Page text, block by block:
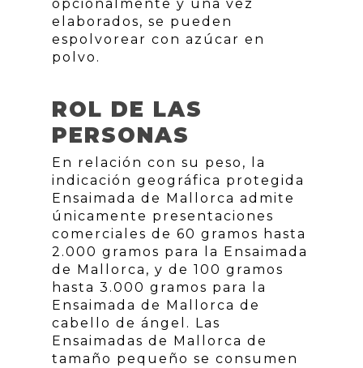
opcionalmente y una vez
elaborados, se pueden
espolvorear con azúcar en
polvo.
ROL DE LAS
PERSONAS
En relación con su peso, la
indicación geográfica protegida
Ensaimada de Mallorca admite
únicamente presentaciones
comerciales de 60 gramos hasta
2.000 gramos para la Ensaimada
de Mallorca, y de 100 gramos
hasta 3.000 gramos para la
Ensaimada de Mallorca de
cabello de ángel. Las
Ensaimadas de Mallorca de
tamaño pequeño se consumen